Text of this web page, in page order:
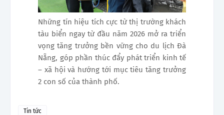
Những tín hiệu tích cực từ thị trường khách
tàu biển ngay từ đầu năm 2026 mở ra triển
vọng tăng trưởng bền vững cho du lịch Đà
Nẵng, góp phần thúc đẩy phát triển kinh tế
– xã hội và hướng tới mục tiêu tăng trưởng
2 con số của thành phố.
Tin tức